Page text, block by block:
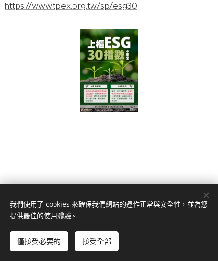
https://www.tpex.org.tw/sp/esg30
南投縣草屯鎮草溪路1020號
049-2353266(草屯總公司)、
© 日茂證券股份有限公司
我們使用了 cookies 來確保我們網站的運作正常與安全性，並為您
提供最佳的使用體驗。
僅接受必要的 接受全部